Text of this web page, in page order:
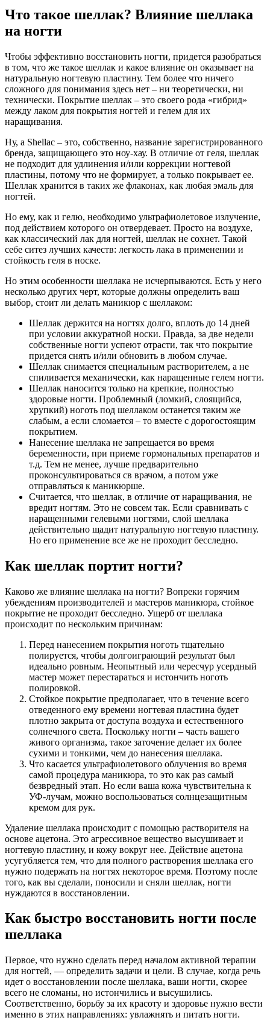
Что такое шеллак? Влияние шеллака
на ногти
Чтобы эффективно восстановить ногти, придется разобраться
в том, что же такое шеллак и какое влияние он оказывает на
натуральную ногтевую пластину. Тем более что ничего
сложного для понимания здесь нет – ни теоретически, ни
технически. Покрытие шеллак – это своего рода «гибрид»
между лаком для покрытия ногтей и гелем для их
наращивания.
Ну, а Shellac – это, собственно, название зарегистрированного
бренда, защищающего это ноу-хау. В отличие от геля, шеллак
не подходит для удлинения и/или коррекции ногтевой
пластины, потому что не формирует, а только покрывает ее.
Шеллак хранится в таких же флаконах, как любая эмаль для
ногтей.
Но ему, как и гелю, необходимо ультрафиолетовое излучение,
под действием которого он отвердевает. Просто на воздухе,
как классический лак для ногтей, шеллак не сохнет. Такой
себе ситез лучших качеств: легкость лака в применении и
стойкость геля в носке.
Но этим особенности шеллака не исчерпываются. Есть у него
несколько других черт, которые должны определить ваш
выбор, стоит ли делать маникюр с шеллаком:
Шеллак держится на ногтях долго, вплоть до 14 дней
при условии аккуратной носки. Правда, за две недели
собственные ногти успеют отрасти, так что покрытие
придется снять и/или обновить в любом случае.
Шеллак снимается специальным растворителем, а не
спиливается механически, как наращенные гелем ногти.
Шеллак наносится только на крепкие, полностью
здоровые ногти. Проблемный (ломкий, слоящийся,
хрупкий) ноготь под шеллаком останется таким же
слабым, а если сломается – то вместе с дорогостоящим
покрытием.
Нанесение шеллака не запрещается во время
беременности, при приеме гормональных препаратов и
т.д. Тем не менее, лучше предварительно
проконсультироваться св врачом, а потом уже
отправляться к маникюрше.
Считается, что шеллак, в отличие от наращивания, не
вредит ногтям. Это не совсем так. Если сравнивать с
наращенными гелевыми ногтями, слой шеллака
действительно щадит натуральную ногтевую пластину.
Но его применение все же не проходит бесследно.
Как шеллак портит ногти?
Каково же влияние шеллака на ногти? Вопреки горячим
убеждениям производителей и мастеров маникюра, стойкое
покрытие не проходит бесследно. Ущерб от шеллака
происходит по нескольким причинам:
Перед нанесением покрытия ноготь тщательно
полируется, чтобы долгоиграющий результат был
идеально ровным. Неопытный или чересчур усердный
мастер может перестараться и истончить ноготь
полировкой.
Стойкое покрытие предполагает, что в течение всего
отведенного ему времени ногтевая пластина будет
плотно закрыта от доступа воздуха и естественного
солнечного света. Поскольку ногти – часть вашего
живого организма, такое заточение делает их более
сухими и тонкими, чем до нанесения шеллака.
Что касается ультрафиолетового облучения во время
самой процедура маникюра, то это как раз самый
безвредный этап. Но если ваша кожа чувствительна к
УФ-лучам, можно воспользоваться солнцезащитным
кремом для рук.
Удаление шеллака происходит с помощью растворителя на
основе ацетона. Это агрессивное вещество высушивает и
ногтевую пластину, и кожу вокруг нее. Действие ацетона
усугубляется тем, что для полного растворения шеллака его
нужно подержать на ногтях некоторое время. Поэтому после
того, как вы сделали, поносили и сняли шеллак, ногти
нуждаются в восстановлении.
Как быстро восстановить ногти после
шеллака
Первое, что нужно сделать перед началом активной терапии
для ногтей, — определить задачи и цели. В случае, когда речь
идет о восстановлении после шеллака, ваши ногти, скорее
всего не сломаны, но истончились и высушились.
Соответственно, борьбу за их красоту и здоровье нужно вести
именно в этих направлениях: увлажнять и питать ногти.